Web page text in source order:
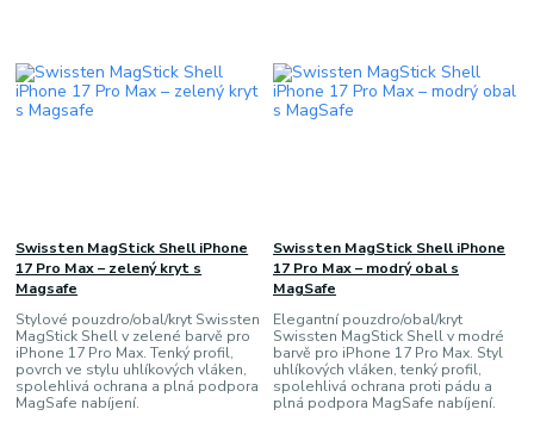
Swissten MagStick Shell iPhone
17 Pro Max – zelený kryt s
Magsafe
Stylové pouzdro/obal/kryt Swissten
MagStick Shell v zelené barvě pro
iPhone 17 Pro Max. Tenký profil,
povrch ve stylu uhlíkových vláken,
spolehlivá ochrana a plná podpora
MagSafe nabíjení.
Swissten MagStick Shell iPhone
17 Pro Max – modrý obal s
MagSafe
Elegantní pouzdro/obal/kryt
Swissten MagStick Shell v modré
barvě pro iPhone 17 Pro Max. Styl
uhlíkových vláken, tenký profil,
spolehlivá ochrana proti pádu a
plná podpora MagSafe nabíjení.